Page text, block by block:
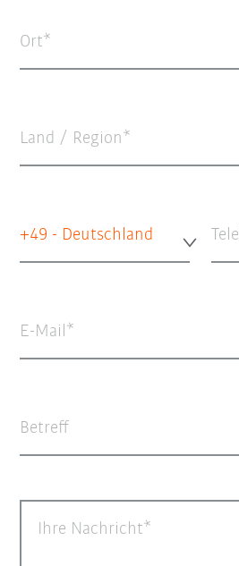
Ort
Land / Region*
+49 - Deutschland
E-Mail
Betreff
Ihre Nachricht